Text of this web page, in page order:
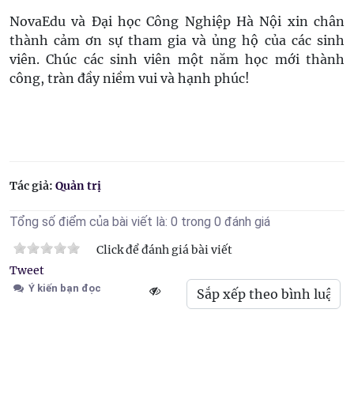
NovaEdu và Đại học Công Nghiệp Hà Nội xin chân
thành cảm ơn sự tham gia và ủng hộ của các sinh
viên. Chúc các sinh viên một năm học mới thành
công, tràn đầy niềm vui và hạnh phúc!
Tác giả: Quản trị
Tổng số điểm của bài viết là: 0 trong 0 đánh giá
Click để đánh giá bài viết
Tweet
Ý kiến bạn đọc